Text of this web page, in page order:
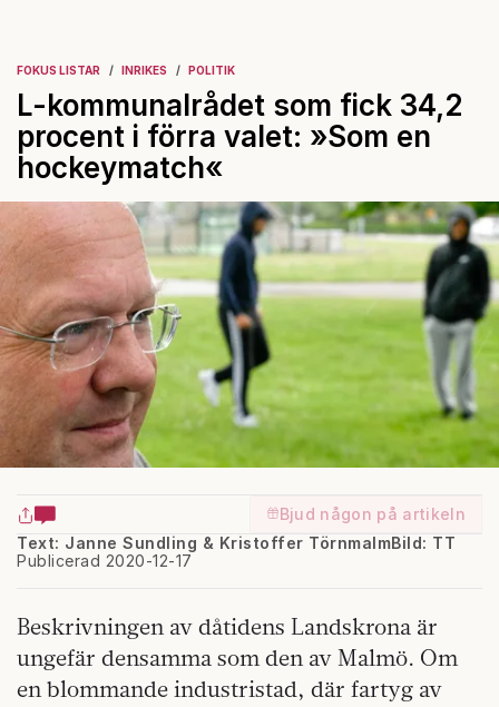
FOKUS LISTAR INRIKES POLITIK
L-kommunalrådet som fick 34,2
procent i förra valet: »Som en
hockeymatch«
Bjud någon på artikeln
Text: Janne Sundling & Kristoffer Törnmalm
Publicerad 2020-12-17
Bild: TT
Beskrivningen av dåtidens Landskrona är
ungefär densamma som den av Malmö. Om
en blommande industristad, där fartyg av